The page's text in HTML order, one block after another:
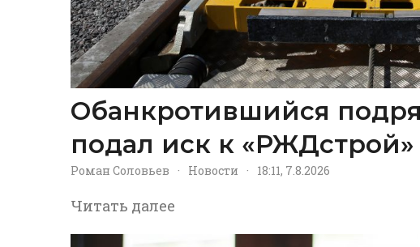
Обанкротившийся
подал иск к «РЖДстрой»
Роман Соловьев · Новости · 18:11, 7.8.2026
Читать далее